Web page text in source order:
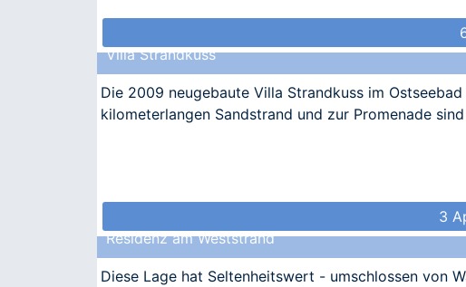
Villa Strandkuss
Die 2009 neugebaute Villa Strandkuss im
kilometerlangen Sandstrand und zur Promenade
3
Residenz am Weststrand
Diese Lage hat Seltenheitswert - umschlossen von